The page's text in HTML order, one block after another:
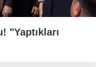
"Yaptıkları